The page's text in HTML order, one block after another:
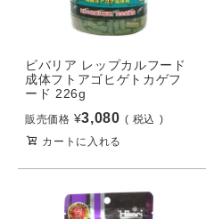
ビバリア レップカルフード
成体フトアゴヒゲトカゲフ
ード 226g
販売価格 ¥3,080
税込
カートに入れる